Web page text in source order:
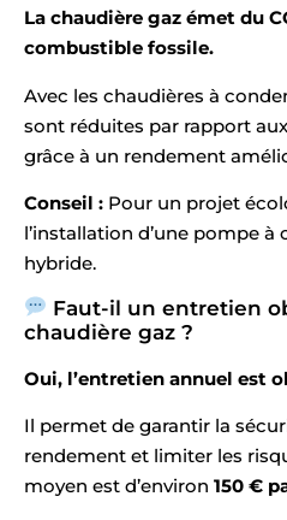
La chaudière gaz émet du
combustible fossile.
Avec les chaudières à
sont réduites par rapport
grâce à un rendement
Conseil : Pour un projet
l’installation d’une pompe à
hybride.
Faut-il un entretien
chaudière gaz ?
Oui, l’entretien annuel est
Il permet de garantir la
rendement et limiter les
moyen est d’environ 150 €